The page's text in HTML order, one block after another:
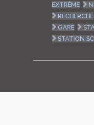
EXTRÊME
RECHERCHE
GARE
STATION